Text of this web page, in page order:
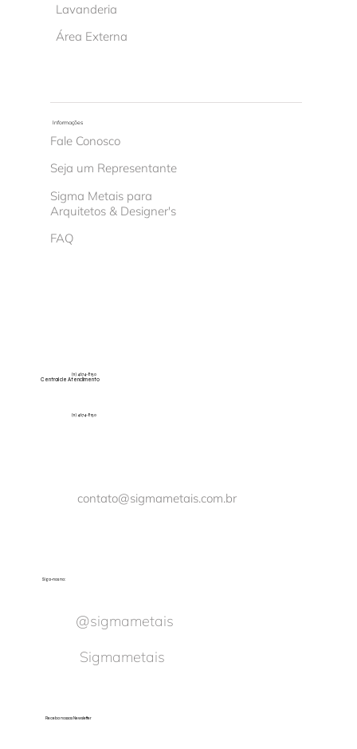
Lavanderia
Área Externa
Informações
Fale Conosco
Seja um Representante
Sigma Metais para
Arquitetos & Designer's
FAQ
Central de Atendimento
(11) 4674-8150
(11) 4674-8150
contato@sigmametais.com.br
Siga-nos no:
@sigmametais
Sigmametais
Receba nossas Newsletter